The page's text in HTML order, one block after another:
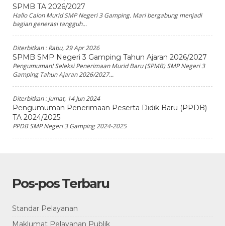
SPMB TA 2026/2027
Hallo Calon Murid SMP Negeri 3 Gamping. Mari bergabung menjadi
bagian generasi tangguh...
Diterbitkan :Rabu, 29 Apr 2026
SPMB SMP Negeri 3 Gamping Tahun Ajaran 2026/2027
Pengumuman! Seleksi Penerimaan Murid Baru (SPMB) SMP Negeri 3
Gamping Tahun Ajaran 2026/2027...
Diterbitkan :Jumat, 14 Jun 2024
Pengumuman Penerimaan Peserta Didik Baru (PPDB)
TA 2024/2025
PPDB SMP Negeri 3 Gamping 2024-2025
Pos-pos Terbaru
Standar Pelayanan
Maklumat Pelayanan Publik